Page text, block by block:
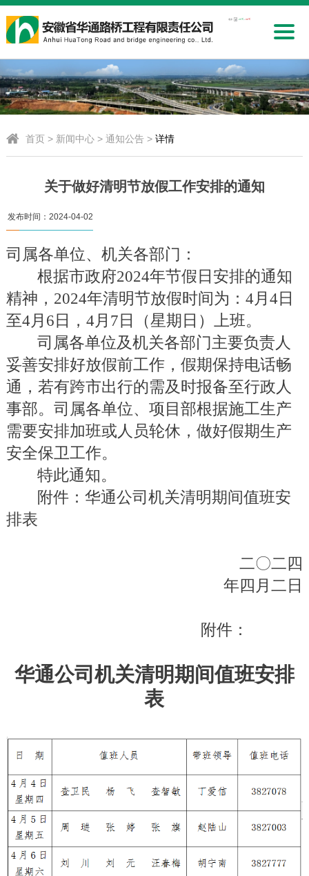
首页> 新闻中心> 通知公告> 详情
关于做好清明节放假工作安排的通知
发布时间： 2024-04-02
司属各单位、机关各部门：
根据市政府2024年节假日安排的通知
精神， 2024年清明节放假时间为： 4月 4日
至4月 6 日， 4月 7 日（星期日）上班。
司属各单位及机关各部门主要负责人
妥善安排好放假前工作，假期保持电话畅
通，若有跨市出行的需及时报备至行政人
事部。司属各单位、项目部根据施工生产
需要安排加班或人员轮休，做好假期生产
安全保卫工作。
特此通知。
附件：华通公司机关清明期间值班安
排表
二〇二四
年四月二日
附件：
华通公司机关清明期间值班安排
表